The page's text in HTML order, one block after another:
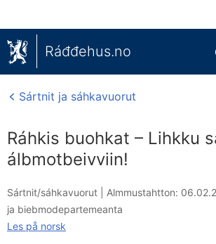
Ráđđehus.no
Sártnit ja sáhkavuorut
Ráhkis buohkat – Lihkku
álbmotbeivviin!
Sártnit/sáhkavuorut | Almmustahtton:
ja biebmodepartemeanta
Les på norsk